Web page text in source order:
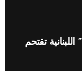
من بيروت إلى دبي…”Top Stop” اللبنانية تقتحم